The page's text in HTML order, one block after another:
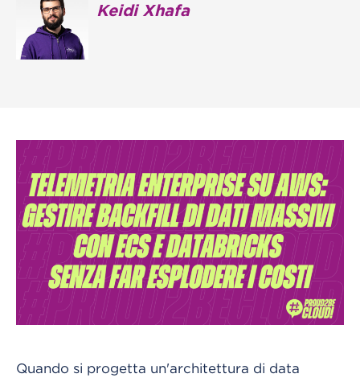
Keidi Xhafa
Quando si progetta un'architettura di data